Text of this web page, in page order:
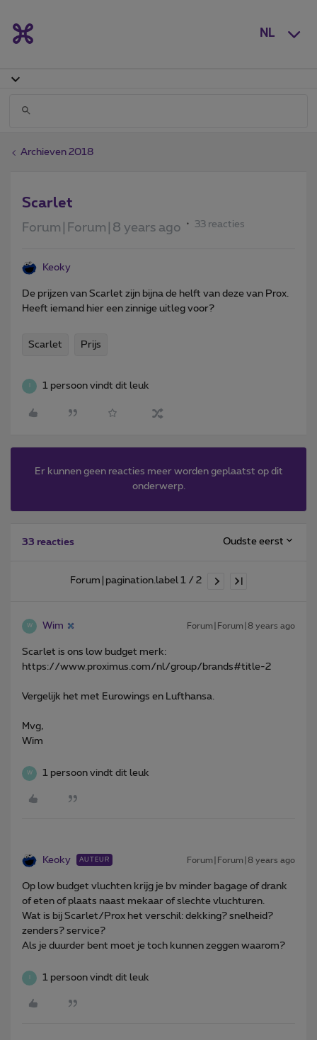
NL
Archieven 2018
Scarlet
Forum|Forum|8 years ago 33 reacties
Keoky
De prijzen van Scarlet zijn bijna de helft van deze van Prox.
Heeft iemand hier een zinnige uitleg voor?
Scarlet Prijs
1 persoon vindt dit leuk
Er kunnen geen reacties meer worden geplaatst op dit
onderwerp.
33 reacties Oudste eerst
Forum|pagination.label 1 / 2
W Wim Forum|Forum|8 years ago
Scarlet is ons low budget merk:
https://www.proximus.com/nl/group/brands#title-2
Vergelijk het met Eurowings en Lufthansa.
Mvg,
Wim
W 1 persoon vindt dit leuk
Keoky AUTEUR Forum|Forum|8 years ago
Op low budget vluchten krijg je bv minder bagage of drank
of eten of plaats naast mekaar of slechte vluchturen.
Wat is bij Scarlet/Prox het verschil: dekking? snelheid?
zenders? service?
Als je duurder bent moet je toch kunnen zeggen waarom?
1 persoon vindt dit leuk